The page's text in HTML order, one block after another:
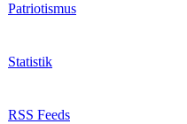
Patriotismus
Statistik
RSS FeedsGedenkfeier „60